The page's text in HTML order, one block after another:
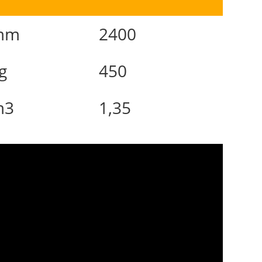
2400
450
1,35